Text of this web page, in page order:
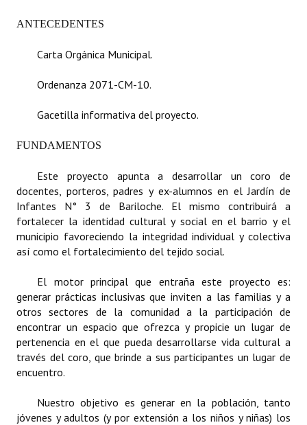
Carta Orgánica 2007
Reglamento Interno
Digesto
Organigrama
DOCUMENTOS
Informes de Gestión
Proyectos Presentados
Actas de Sesión
Informes de Unidad Coordinadora
Ejecución Presupuestaria
Actas de Audiencias Públicas
NORMATIVA
ANTECEDENTES
Carta Orgánica Municipal.
Ordenanza 2071-CM-10.
Gacetilla informativa del proyecto.
FUNDAMENTOS
Este proyecto apunta a desarrollar un coro de
docentes, porteros, padres y ex-alumnos en el Jardín de
Infantes N° 3 de Bariloche. El mismo contribuirá a
fortalecer la identidad cultural y social en el barrio y el
municipio favoreciendo la integridad individual y colectiva
así como el fortalecimiento del tejido social.
El motor principal que entraña este proyecto es:
generar prácticas inclusivas que inviten a las familias y a
otros sectores de la comunidad a la participación de
encontrar un espacio que ofrezca y propicie un lugar de
pertenencia en el que pueda desarrollarse vida cultural a
través del coro, que brinde a sus participantes un lugar de
encuentro.
Nuestro objetivo es generar en la población, tanto
jóvenes y adultos (y por extensión a los niños y niñas) los